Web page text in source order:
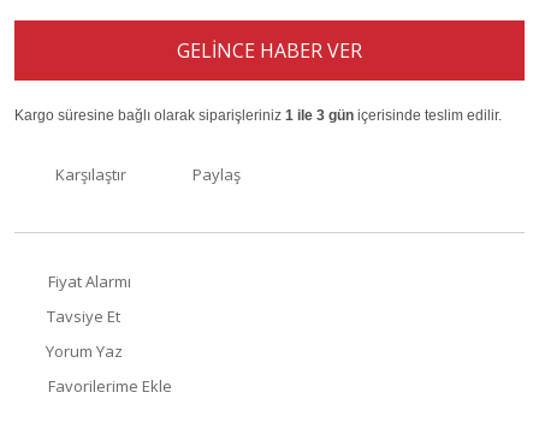
GELİNCE HABER VER
Kargo süresine bağlı olarak siparişleriniz 1 ile 3 gün içerisinde teslim edilir.
Karşılaştır Paylaş
Fiyat Alarmı
Tavsiye Et
Yorum Yaz